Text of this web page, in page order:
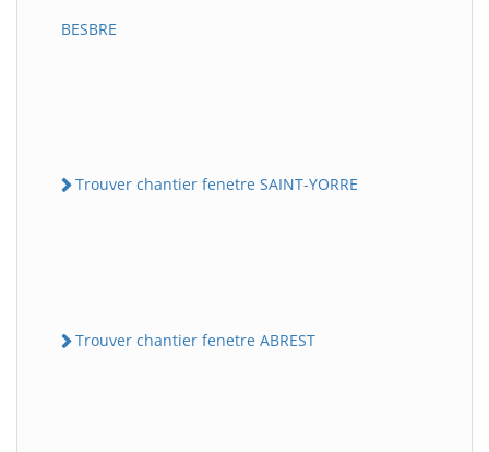
BESBRE
Trouver chantier fenetre SAINT-YORRE
Trouver chantier fenetre ABREST